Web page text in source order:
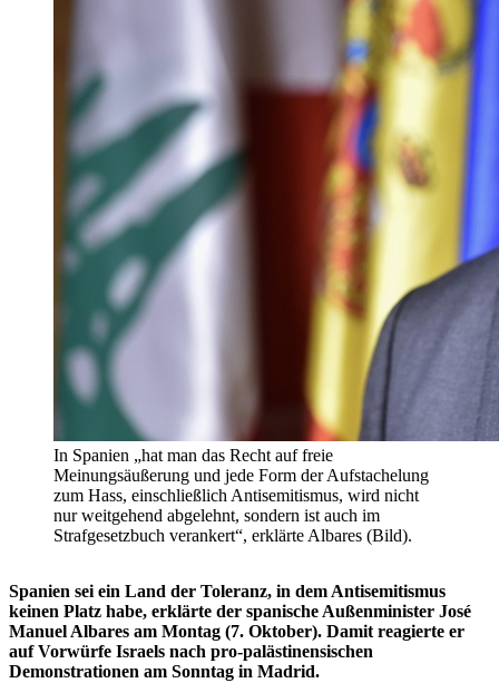
In Spanien „hat man das Recht auf freie
Meinungsäußerung und jede Form der Aufstachelung
zum Hass, einschließlich Antisemitismus, wird nicht
nur weitgehend abgelehnt, sondern ist auch im
Strafgesetzbuch verankert“, erklärte Albares (Bild).
Spanien sei ein Land der Toleranz, in dem Antisemitismus
keinen Platz habe, erklärte der spanische Außenminister José
Manuel Albares am Montag (7. Oktober). Damit reagierte er
auf Vorwürfe Israels nach pro-palästinensischen
Demonstrationen am Sonntag in Madrid.